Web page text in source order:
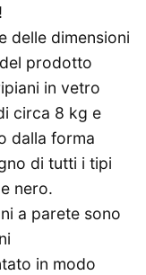
delle dimensioni
prodotto
in vetro
circa 8 kg e
dalla forma
di tutti i tipi
nero.
a parete sono
in modo